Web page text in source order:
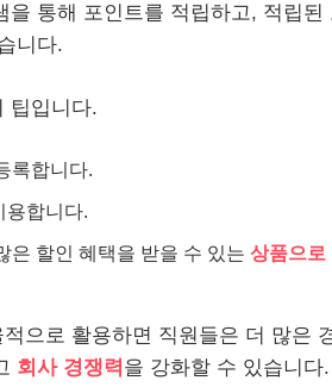
통해 포인트를 적립하고, 적립된
니다.
팁입니다.
록합니다.
용합니다.
은 할인 혜택을 받을 수 있는 상품으로
으로 활용하면 직원들은 더 많은
회사 경쟁력 을 강화할 수 있습니다.